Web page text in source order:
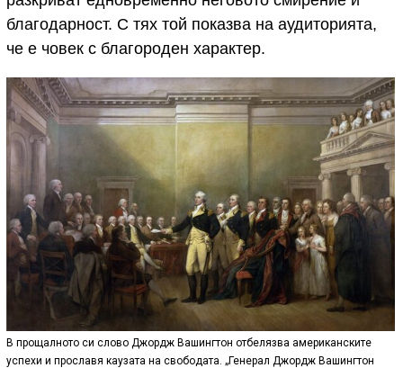
благодарност. С тях той показва на аудиторията,
че е човек с благороден характер.
В прощалното си слово Джордж Вашингтон отбелязва американските
успехи и прославя каузата на свободата. „Генерал Джордж Вашингтон